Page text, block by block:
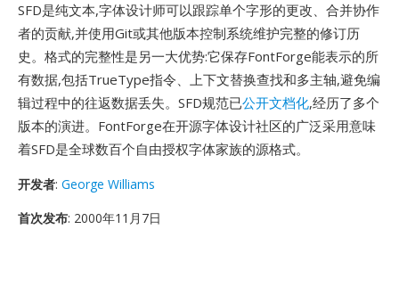
SFD是纯文本,字体设计师可以跟踪单个字形的更改、合并协作
者的贡献,并使用Git或其他版本控制系统维护完整的修订历
史。格式的完整性是另一大优势:它保存FontForge能表示的所
有数据,包括TrueType指令、上下文替换查找和多主轴,避免编
辑过程中的往返数据丢失。SFD规范已公开文档化,经历了多个
版本的演进。FontForge在开源字体设计社区的广泛采用意味
着SFD是全球数百个自由授权字体家族的源格式。
开发者: George Williams
首次发布: 2000年11月7日